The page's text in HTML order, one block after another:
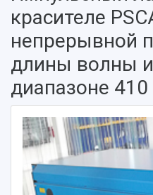
НАЗАД
красителе
непрерывной
длины волны
диапазоне